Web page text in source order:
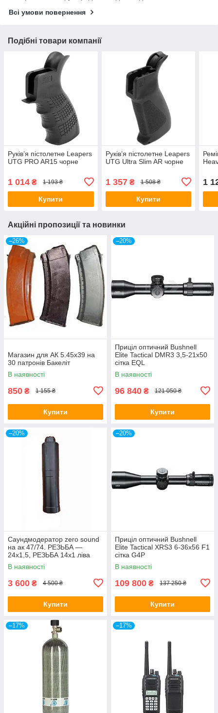
Всі умови повернення
Подібні товари компанії
Руків’я пістолетне Leapers
UTG PRO AR15 чорне
1 014 ₴ 1 193 ₴
Купити
Руків’я пістолетне Leapers
UTG Ultra Slim AR чорне
1 357₴ 1 508 ₴
Купити
1
Акційні пропозиції та новинки
–26%
Магазин для АК 5.45х39 на
30 патронів Бакеліт
В наявності
850 ₴ 1 155 ₴
Купити
–20%
Приціл оптичний Bushnell
Elite Tactical DMR3 3,5-21x50
сітка EQL
В наявності
96 840 ₴ 121 050 ₴
Купити
–20%
Саундмодератор zero sound
на ак 47/74. РЕЗЬБА —
24х1,5, РЕЗЬБА 14х1 ліва
В наявності
3 600 ₴ 4 500 ₴
Купити
–20%
Приціл оптичний Bushnell
Elite Tactical XRS3 6-36x56 F1
сітка G4P
В наявності
109 800 ₴ 137 250 ₴
Купити
–17% –17%